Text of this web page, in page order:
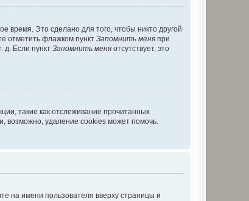
время. Это сделано для того, чтобы никто другой
отметить флажком пункт Запомнить меня при
д. Если пункт Запомнить меня отсутствует, это
такие как отслеживание прочитанных
возможно, удаление cookies может помочь.
на имени пользователя вверху страницы и